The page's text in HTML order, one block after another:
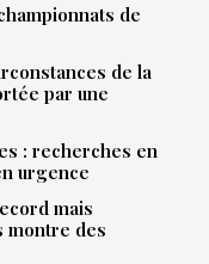
de
de la
par une
: recherches en
urgence
mais
montre des